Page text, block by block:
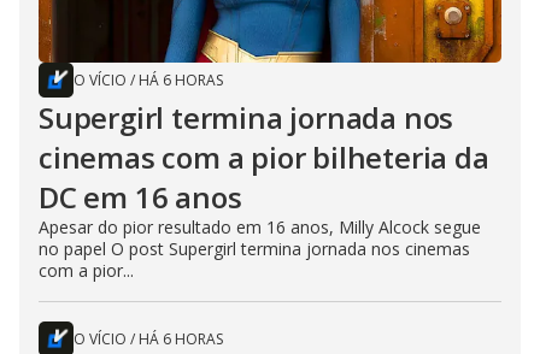
O VÍCIO / HÁ 6 HORAS
Supergirl termina jornada nos
cinemas com a pior bilheteria da
DC em 16 anos
Apesar do pior resultado em 16 anos, Milly Alcock segue
no papel O post Supergirl termina jornada nos cinemas
com a pior...
O VÍCIO / HÁ 6 HORAS